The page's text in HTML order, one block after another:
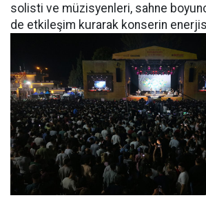
solisti ve müzisyenleri, sahne
de etkileşim kurarak konserin